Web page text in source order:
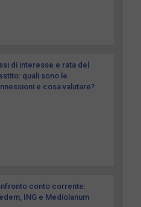
di interesse e rata del
quali sono le
e cosa valutare?
conto corrente:
ING e Mediolanum